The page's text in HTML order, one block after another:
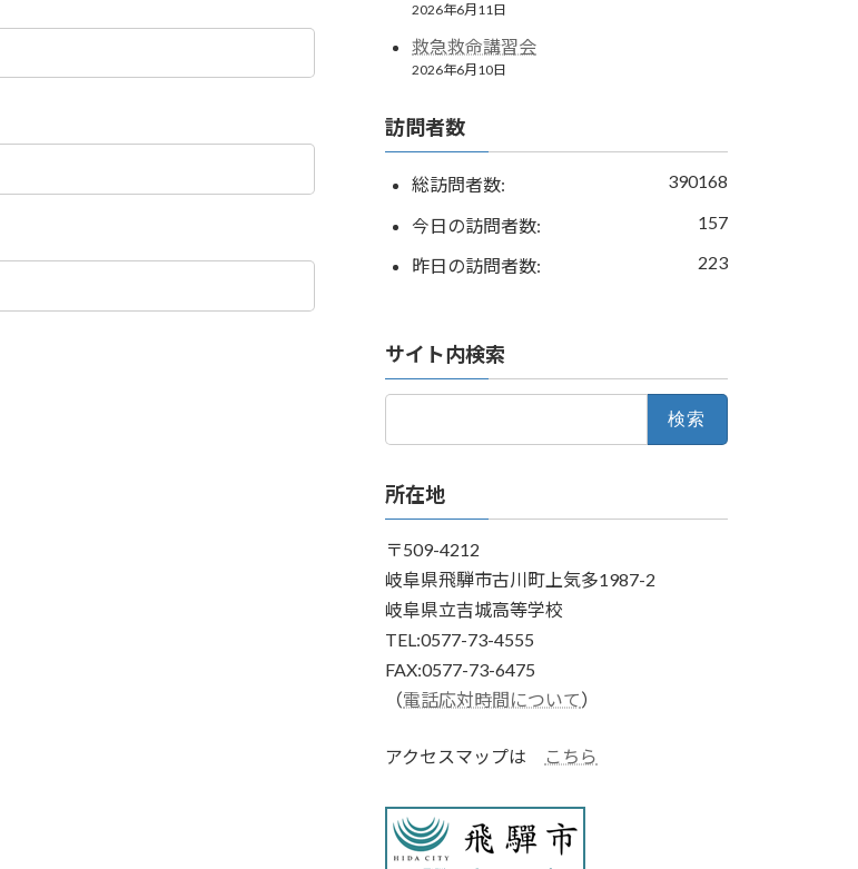
2026年6月11日
救急救命講習会
2026年6月10日
訪問者数
390168
総訪問者数:
157
今日の訪問者数:
223
昨日の訪問者数:
サイト内検索
所在地
〒509-4212
岐阜県飛騨市古川町上気多1987-2
岐阜県立吉城高等学校
TEL:0577-73-4555
FAX:0577-73-6475
（電話応対時間について）
アクセスマップは こちら